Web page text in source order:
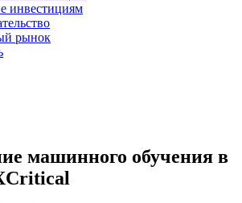
инвестициям
рынок
машинного обучения в